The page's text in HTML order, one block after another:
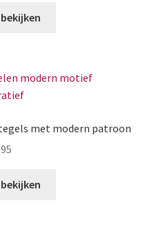
met modern patroon